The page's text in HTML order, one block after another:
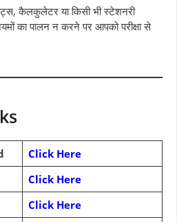
कैलकुलेटर या किसी भी स्टेशनरी
का पालन न करने पर आपको परीक्षा से
Click Here
Click Here
Click Here